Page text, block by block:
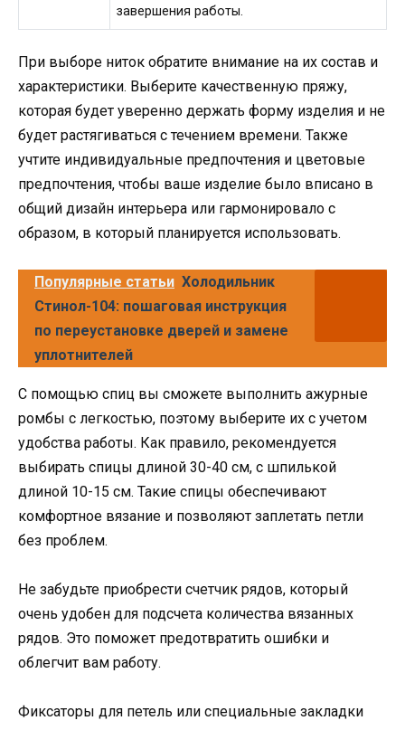
завершения работы.
При выборе ниток обратите внимание на их состав и
характеристики. Выберите качественную пряжу,
которая будет уверенно держать форму изделия и не
будет растягиваться с течением времени. Также
учтите индивидуальные предпочтения и цветовые
предпочтения, чтобы ваше изделие было вписано в
общий дизайн интерьера или гармонировало с
образом, в который планируется использовать.
Популярные статьи Холодильник
Стинол-104: пошаговая инструкция
по переустановке дверей и замене
уплотнителей
С помощью спиц вы сможете выполнить ажурные
ромбы с легкостью, поэтому выберите их с учетом
удобства работы. Как правило, рекомендуется
выбирать спицы длиной 30-40 см, с шпилькой
длиной 10-15 см. Такие спицы обеспечивают
комфортное вязание и позволяют заплетать петли
без проблем.
Не забудьте приобрести счетчик рядов, который
очень удобен для подсчета количества вязанных
рядов. Это поможет предотвратить ошибки и
облегчит вам работу.
Фиксаторы для петель или специальные закладки